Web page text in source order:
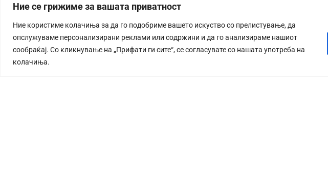
Ние се грижиме за вашата приватност
Ние користиме колачиња за да го подобриме вашето искуство со прелистување, да
опслужуваме персонализирани реклами или содржини и да го анализираме нашиот
сообраќај. Со кликнување на „Прифати ги сите“, се согласувате со нашата употреба на
колачиња.